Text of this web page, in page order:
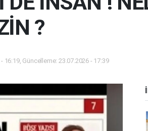
?
16:19, Güncelleme: 23.07.2026 - 17:39